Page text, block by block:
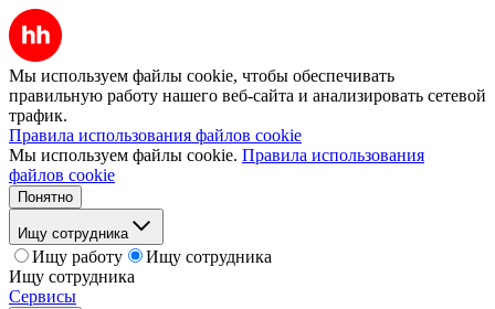
Мы используем файлы cookie, чтобы обеспечивать
правильную работу нашего веб-сайта и анализировать сетевой
трафик.
Правила использования файлов cookie
Мы используем файлы cookie. Правила использования
файлов cookie
Понятно
Ищу сотрудника
Ищу работу
Ищу сотрудника
Ищу сотрудника
Сервисы